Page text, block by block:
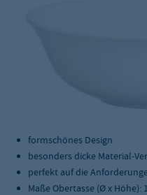
formschönes Design
besonders dicke Material-
perfekt auf die
Maße Obertasse (Ø x Höhe):